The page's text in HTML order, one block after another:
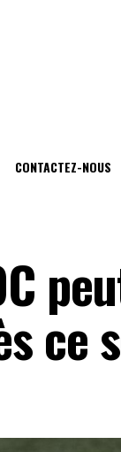
CONTACTEZ-NOUS
ce